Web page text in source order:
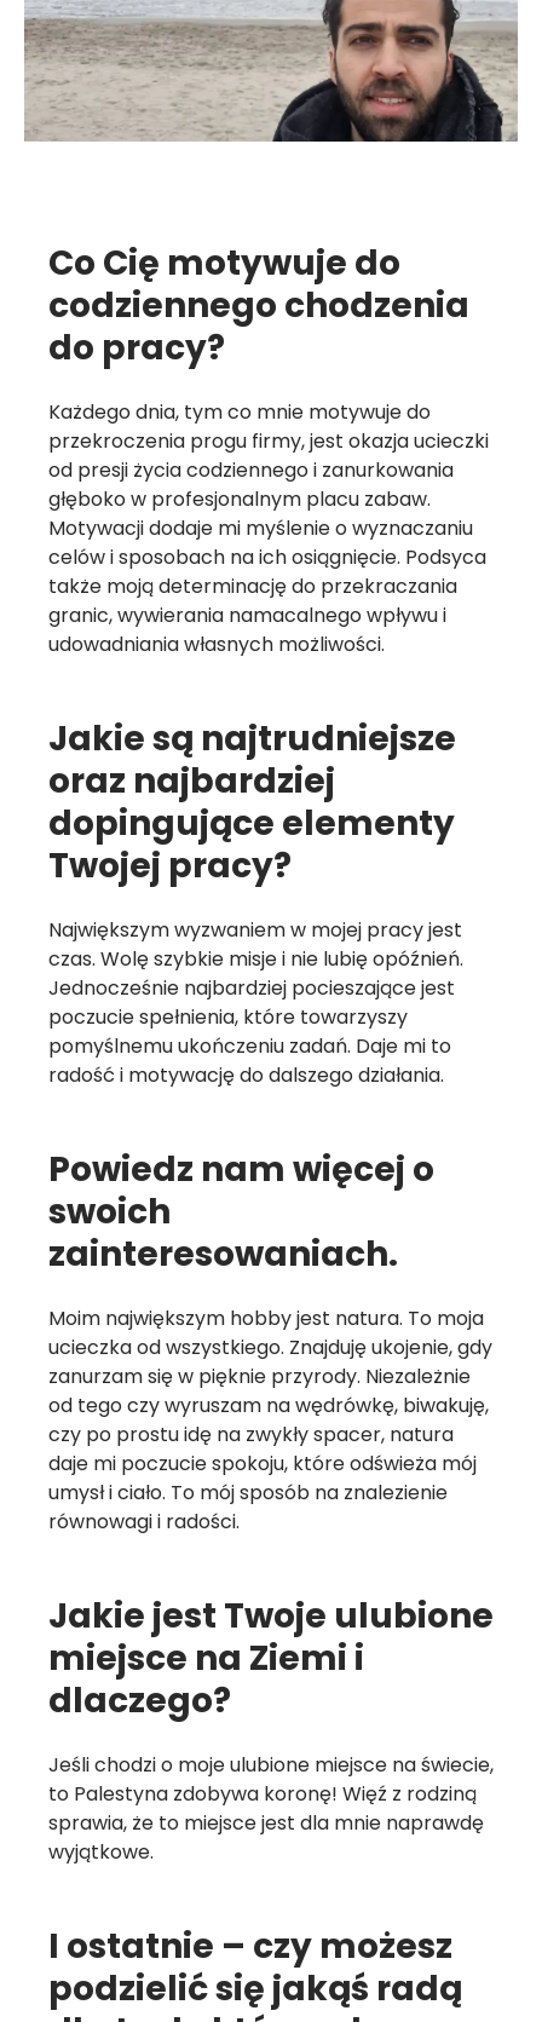
Co Cię motywuje do
codziennego chodzenia
do pracy?
Każdego dnia, tym co mnie motywuje do
przekroczenia progu firmy, jest okazja ucieczki
od presji życia codziennego i zanurkowania
głęboko w profesjonalnym placu zabaw.
Motywacji dodaje mi myślenie o wyznaczaniu
celów i sposobach na ich osiągnięcie. Podsyca
także moją determinację do przekraczania
granic, wywierania namacalnego wpływu i
udowadniania własnych możliwości.
Jakie są najtrudniejsze
oraz najbardziej
dopingujące elementy
Twojej pracy?
Największym wyzwaniem w mojej pracy jest
czas. Wolę szybkie misje i nie lubię opóźnień.
Jednocześnie najbardziej pocieszające jest
poczucie spełnienia, które towarzyszy
pomyślnemu ukończeniu zadań. Daje mi to
radość i motywację do dalszego działania.
Powiedz nam więcej o
swoich
zainteresowaniach.
Moim największym hobby jest natura. To moja
ucieczka od wszystkiego. Znajduję ukojenie, gdy
zanurzam się w pięknie przyrody. Niezależnie
od tego czy wyruszam na wędrówkę, biwakuję,
czy po prostu idę na zwykły spacer, natura
daje mi poczucie spokoju, które odświeża mój
umysł i ciało. To mój sposób na znalezienie
równowagi i radości.
Jakie jest Twoje ulubione
miejsce na Ziemi i
dlaczego?
Jeśli chodzi o moje ulubione miejsce na świecie,
to Palestyna zdobywa koronę! Więź z rodziną
sprawia, że to miejsce jest dla mnie naprawdę
wyjątkowe.
I ostatnie – czy możesz
podzielić się jakąś radą